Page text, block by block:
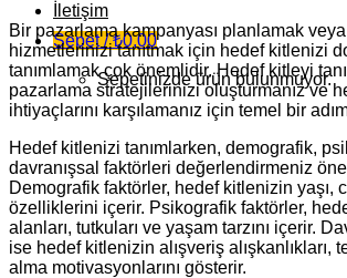
İletişim
Sepet /₺0,00
Sepetinizde ürün bulunmuyor.
Bir pazarlama kampanyası planlamak
hizmetlerinizi tanıtmak için hedef kitlenizi
tanımlamak çok önemlidir. Hedef kitleyi
pazarlama stratejilerinizi oluşturmanız ve
ihtiyaçlarını karşılamanız için temel bir
Hedef kitlenizi tanımlarken, demografik,
davranışsal faktörleri değerlendirmeniz
Demografik faktörler, hedef kitlenizin yaşı,
özelliklerini içerir. Psikografik faktörler,
alanları, tutkuları ve yaşam tarzını içerir.
ise hedef kitlenizin alışveriş alışkanlıkları,
alma motivasyonlarını gösterir.